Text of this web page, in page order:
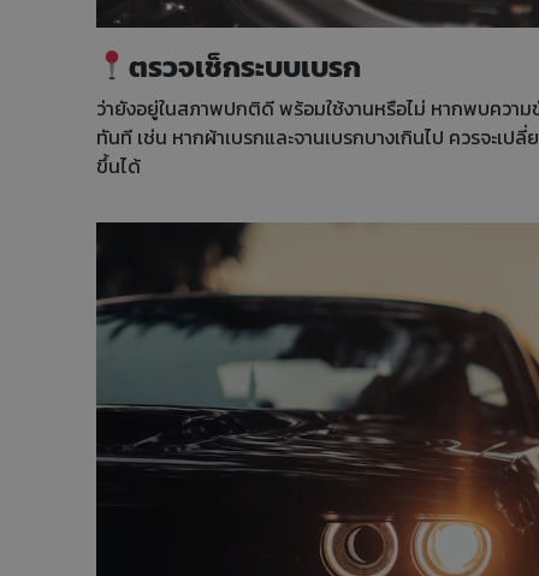
ตรวจเช็กระบบเบรก
ว่ายังอยู่ในสภาพปกติดี พร้อมใช้งานหรือไม่ หากพบควา
ทันที เช่น หากผ้าเบรกและจานเบรกบางเกินไป ควรจะเป
ขึ้นได้